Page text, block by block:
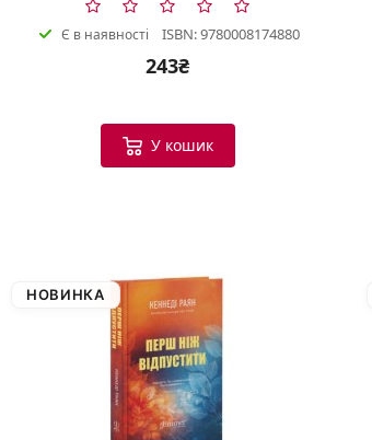
Є в наявності ISBN: 9780008174880
243₴
У кошик
НОВИНКА